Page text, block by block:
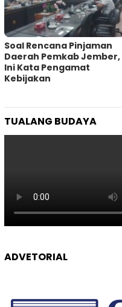
‎Soal Rencana Pinjaman
Daerah Pemkab Jember,
Ini Kata Pengamat
Kebijakan ‎
TUALANG BUDAYA
ADVETORIAL